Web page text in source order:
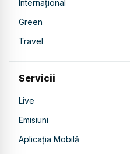
Internațional
Green
Travel
Servicii
Live
Emisiuni
Aplicația Mobilă